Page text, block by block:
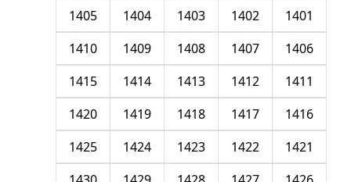
1401
1402
1403
1404
1405
1406
1407
1408
1409
1410
1411
1412
1413
1414
1415
1416
1417
1418
1419
1420
1421
1422
1423
1424
1425